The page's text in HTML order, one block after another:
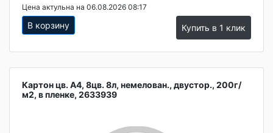
Цена актульна на 06.08.2026 08:17
В корзину Купить в 1 клик
Картон цв. А4, 8цв. 8л, немелован., двустор., 200г/
м2, в пленке, 2633939